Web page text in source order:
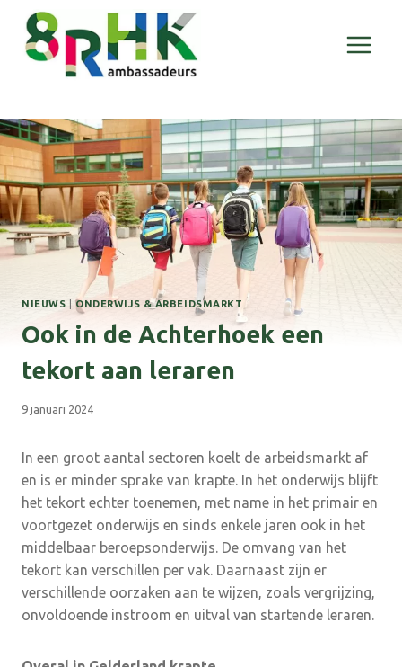
Doorgaan
naar
inhoud
NIEUWS |ONDERWIJS & ARBEIDSMARKT
Ook in de Achterhoek een
tekort aan leraren
9 januari 2024
In een groot aantal sectoren koelt de arbeidsmarkt af
en is er minder sprake van krapte. In het onderwijs blijft
het tekort echter toenemen, met name in het primair en
voortgezet onderwijs en sinds enkele jaren ook in het
middelbaar beroepsonderwijs. De omvang van het
tekort kan verschillen per vak. Daarnaast zijn er
verschillende oorzaken aan te wijzen, zoals vergrijzing,
onvoldoende instroom en uitval van startende leraren.